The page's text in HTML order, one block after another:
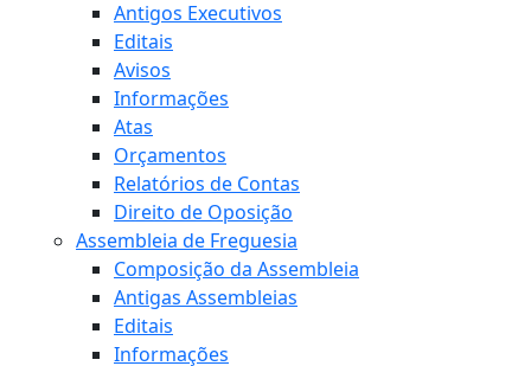
Antigos Executivos
Editais
Avisos
Informações
Atas
Orçamentos
Relatórios de Contas
Direito de Oposição
Assembleia de Freguesia
Composição da Assembleia
Antigas Assembleias
Editais
Informações